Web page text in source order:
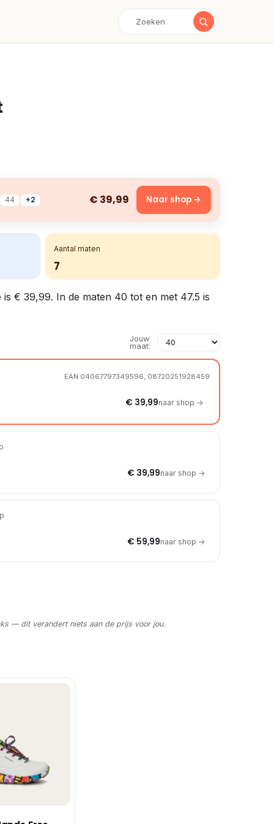
44 +2 € 39,99 Naar shop →
Aantal maten
7
€ 39,99. In de maten 40 tot en met 47.5 is
Jouw
maat:
EAN 04067797349596, 08720251928459
€ 39,99naar shop →
€ 39,99naar shop →
€ 59,99naar shop →
— dit verandert niets aan de prijs voor jou.